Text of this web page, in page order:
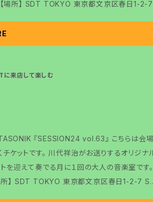
。
来店して楽しむ
『SESSION24 vol.63』 こちらは会場
送りするオリジナル
を迎えて奏でる月に１回の大人の音楽室です。